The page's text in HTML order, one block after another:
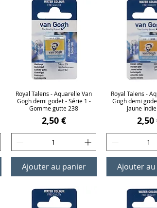
Aperçu rapide
Royal Talens - Aquarelle Van
Gogh demi godet - Série 1 -
Gomme gutte 238
Prix
2,50 €
Ajouter au panier
Aperçu
Royal Talens -
Gogh demi
Jaune
Prix
2,50
Ajouter